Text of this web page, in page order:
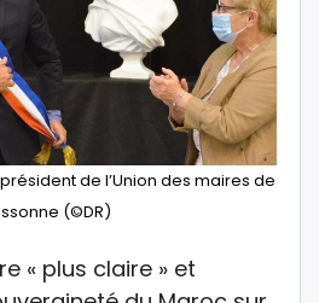
de l’Union des maires de
(©DR)
« plus claire » et